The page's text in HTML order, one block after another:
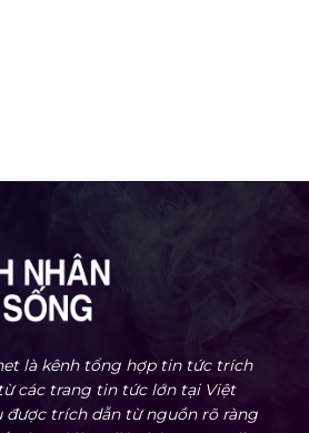
là kênh tổng hợp tin tức trích
các trang tin tức lớn tại Việt
được trích dẫn từ nguồn rõ ràng